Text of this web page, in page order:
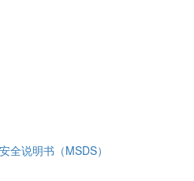
全说明书（MSDS）